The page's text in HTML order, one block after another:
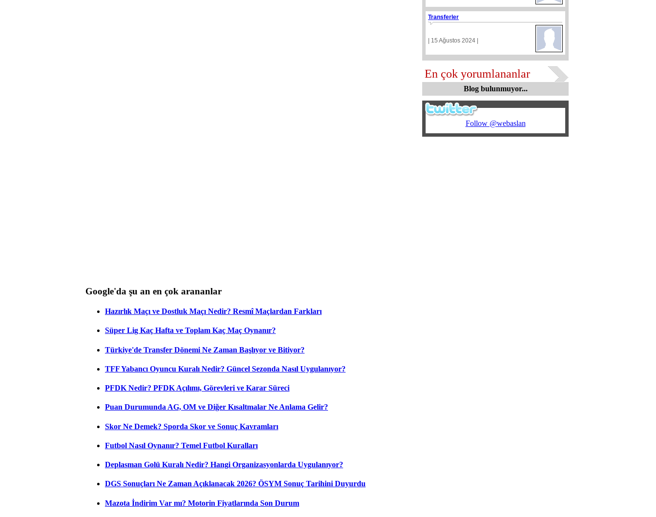
Transferler
| 15 Ağustos 2024 |
En çok yorumlananlar
Blog bulunmuyor...
Follow @webaslan
Google'da şu an en çok arananlar
Hazırlık Maçı ve Dostluk Maçı Nedir? Resmî Maçlardan Farkları
Süper Lig Kaç Hafta ve Toplam Kaç Maç Oynanır?
Türkiye'de Transfer Dönemi Ne Zaman Başlıyor ve Bitiyor?
TFF Yabancı Oyuncu Kuralı Nedir? Güncel Sezonda Nasıl Uygulanıyor?
PFDK Nedir? PFDK Açılımı, Görevleri ve Karar Süreci
Puan Durumunda AG, OM ve Diğer Kısaltmalar Ne Anlama Gelir?
Skor Ne Demek? Sporda Skor ve Sonuç Kavramları
Futbol Nasıl Oynanır? Temel Futbol Kuralları
Deplasman Golü Kuralı Nedir? Hangi Organizasyonlarda Uygulanıyor?
DGS Sonuçları Ne Zaman Açıklanacak 2026? ÖSYM Sonuç Tarihini Duyurdu
Mazota İndirim Var mı? Motorin Fiyatlarında Son Durum